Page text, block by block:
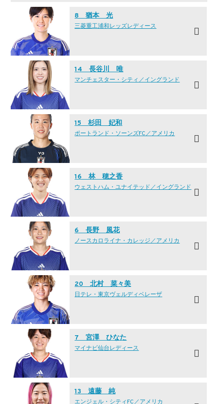
8 猶本 光
三菱重工浦和レッズレディース
14 長谷川 唯
マンチェスター・シティ／イングランド
15 杉田 妃和
ポートランド・ソーンズFC／アメリカ
16 林 穂之香
ウェストハム・ユナイテッド／イングランド
6 長野 風花
ノースカロライナ・カレッジ／アメリカ
20 北村 菜々美
日テレ・東京ヴェルディベレーザ
7 宮澤 ひなた
マイナビ仙台レディース
13 遠藤 純
エンジェル・シティFC／アメリカ